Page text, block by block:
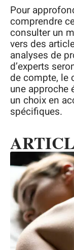
Pour
comprendre
consulter un
vers des
analyses de
d’experts
de compte, le
une approche
un choix en
spécifiques.